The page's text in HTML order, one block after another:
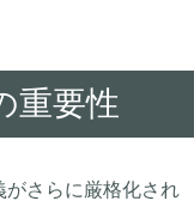
重要性
がさらに厳格化され